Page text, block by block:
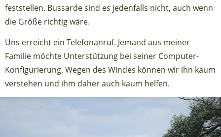
feststellen. Bussarde sind es jedenfalls nicht, auch wenn
die Größe richtig wäre.
Uns erreicht ein Telefonanruf. Jemand aus meiner
Familie möchte Unterstützung bei seiner Computer-
Konfigurierung. Wegen des Windes können wir ihn kaum
verstehen und ihm daher auch kaum helfen.